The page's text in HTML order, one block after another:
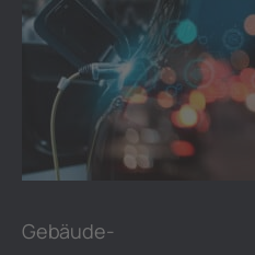
Gebäude-